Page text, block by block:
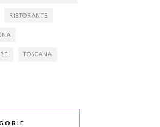
RISTORANTE
TOSCANA